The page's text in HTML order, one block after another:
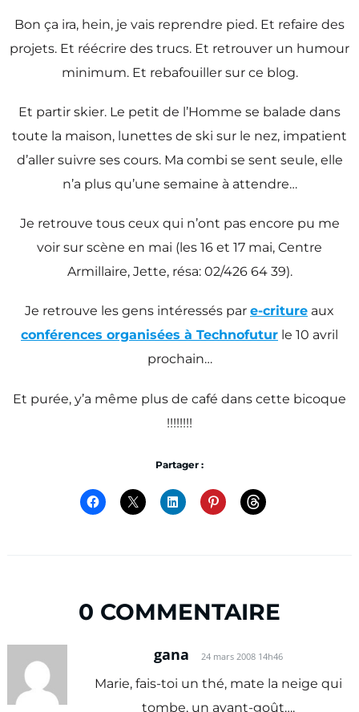
Bon ça ira, hein, je vais reprendre pied. Et refaire des
projets. Et réécrire des trucs. Et retrouver un humour
minimum. Et rebafouiller sur ce blog.
Et partir skier. Le petit de l’Homme se balade dans
toute la maison, lunettes de ski sur le nez, impatient
d’aller suivre ses cours. Ma combi se sent seule, elle
n’a plus qu’une semaine à attendre…
Je retrouve tous ceux qui n’ont pas encore pu me
voir sur scène en mai (les 16 et 17 mai, Centre
Armillaire, Jette, résa: 02/426 64 39).
Je retrouve les gens intéressés par e-criture aux
conférences organisées à Technofutur le 10 avril
prochain…
Et purée, y’a même plus de café dans cette bicoque
!!!!!!!!
Partager :
0 COMMENTAIRE
gana 24 mars 2008 14h46
Marie, fais-toi un thé, mate la neige qui
tombe, un avant-goût….